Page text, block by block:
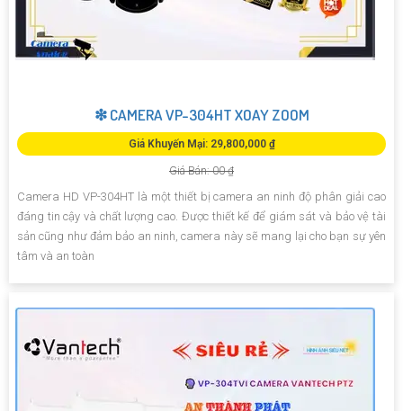
❇ CAMERA VP-304HT XOAY ZOOM
Giá Khuyến Mại: 29,800,000 ₫
Giá Bán: 00 ₫
Camera HD VP-304HT là một thiết bị camera an ninh độ phân giải cao
đáng tin cậy và chất lượng cao. Được thiết kế để giám sát và bảo vệ tài
sản cũng như đảm bảo an ninh, camera này sẽ mang lại cho bạn sự yên
tâm và an toàn